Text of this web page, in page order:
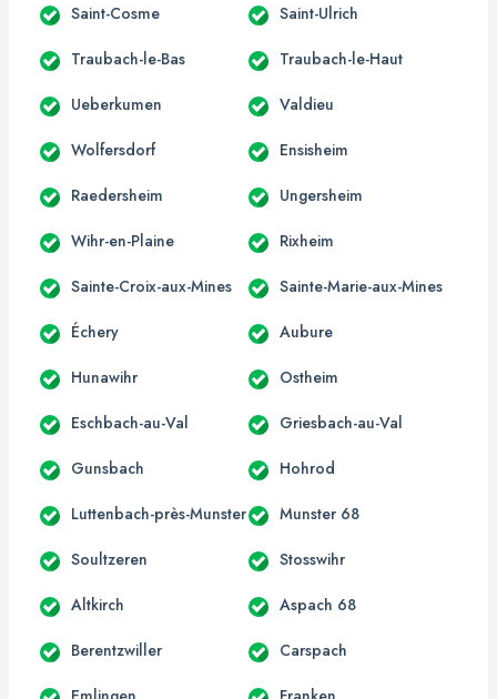
Saint-Cosme Saint-Ulrich
Traubach-le-Bas Traubach-le-Haut
Ueberkumen Valdieu
Wolfersdorf Ensisheim
Raedersheim Ungersheim
Wihr-en-Plaine Rixheim
Sainte-Croix-aux-Mines Sainte-Marie-aux-Mines
Échery Aubure
Hunawihr Ostheim
Eschbach-au-Val Griesbach-au-Val
Gunsbach Hohrod
Luttenbach-près-Munster Munster 68
Soultzeren Stosswihr
Altkirch Aspach 68
Berentzwiller Carspach